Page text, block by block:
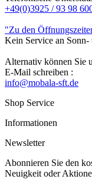
+49(0)3925 / 93 98
"Zu den
Kein Service an Sonn-
Alternativ können Sie
E-Mail schreiben :
info@mobala-sft.de
Shop Service
Informationen
Newsletter
Abonnieren Sie den
Neuigkeit oder